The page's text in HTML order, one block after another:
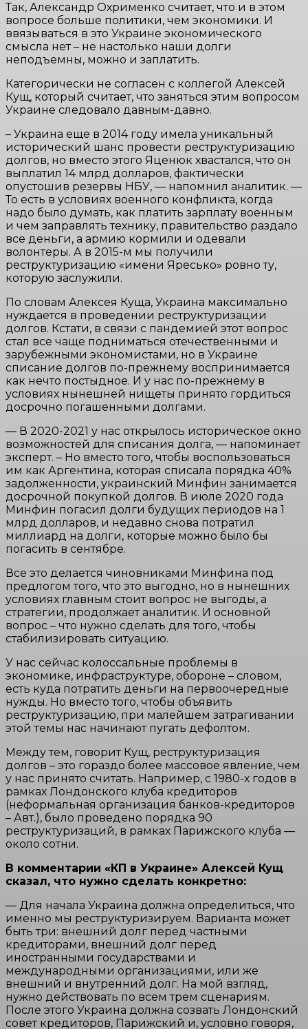
Так, Александр Охрименко считает, что и в этом
вопросе больше политики, чем экономики. И
ввязываться в это Украине экономического
смысла нет – не настолько наши долги
неподъемны, можно и заплатить.
Категорически не согласен с коллегой Алексей
Кущ, который считает, что заняться этим вопросом
Украине следовало давным-давно.
– Украина еще в 2014 году имела уникальный
исторический шанс провести реструктуризацию
долгов, но вместо этого Яценюк хвастался, что он
выплатил 14 млрд долларов, фактически
опустошив резервы НБУ, — напомнил аналитик. —
То есть в условиях военного конфликта, когда
надо было думать, как платить зарплату военным
и чем заправлять технику, правительство раздало
все деньги, а армию кормили и одевали
волонтеры. А в 2015-м мы получили
реструктуризацию «имени Яресько» ровно ту,
которую заслужили.
По словам Алексея Куща, Украина максимально
нуждается в проведении реструктуризации
долгов. Кстати, в связи с пандемией этот вопрос
стал все чаще подниматься отечественными и
зарубежными экономистами, но в Украине
списание долгов по-прежнему воспринимается
как нечто постыдное. И у нас по-прежнему в
условиях нынешней нищеты принято гордиться
досрочно погашенными долгами.
— В 2020-2021 у нас открылось историческое окно
возможностей для списания долга, — напоминает
эксперт. – Но вместо того, чтобы воспользоваться
им как Аргентина, которая списала порядка 40%
задолженности, украинский Минфин занимается
досрочной покупкой долгов. В июле 2020 года
Минфин погасил долги будущих периодов на 1
млрд долларов, и недавно снова потратил
миллиард на долги, которые можно было бы
погасить в сентябре.
Все это делается чиновниками Минфина под
предлогом того, что это выгодно, но в нынешних
условиях главным стоит вопрос не выгоды, а
стратегии, продолжает аналитик. И основной
вопрос – что нужно сделать для того, чтобы
стабилизировать ситуацию.
У нас сейчас колоссальные проблемы в
экономике, инфраструктуре, обороне – словом,
есть куда потратить деньги на первоочередные
нужды. Но вместо того, чтобы объявить
реструктуризацию, при малейшем затрагивании
этой темы нас начинают пугать дефолтом.
Между тем, говорит Кущ, реструктуризация
долгов – это гораздо более массовое явление, чем
у нас принято считать. Например, с 1980-х годов в
рамках Лондонского клуба кредиторов
(неформальная организация банков-кредиторов
– Авт.), было проведено порядка 90
реструктуризаций, в рамках Парижского клуба —
около сотни.
В комментарии «КП в Украине» Алексей Кущ
сказал, что нужно сделать конкретно:
— Для начала Украина должна определиться, что
именно мы реструктуризируем. Варианта может
быть три: внешний долг перед частными
кредиторами, внешний долг перед
иностранными государствами и
международными организациями, или же
внешний и внутренний долг. На мой взгляд,
нужно действовать по всем трем сценариям.
После этого Украина должна созвать Лондонский
совет кредиторов, Парижский и, условно говоря,